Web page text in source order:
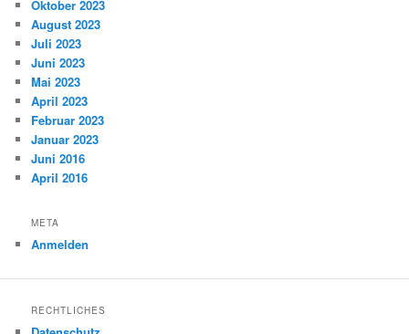
Oktober 2023
August 2023
Juli 2023
Juni 2023
Mai 2023
April 2023
Februar 2023
Januar 2023
Juni 2016
April 2016
META
Anmelden
RECHTLICHES